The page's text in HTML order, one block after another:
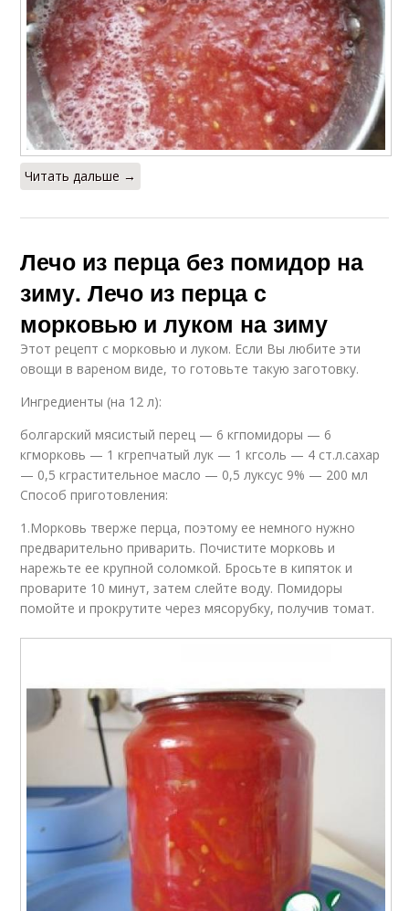
Читать дальше →
Лечо из перца без помидор на
зиму. Лечо из перца с
морковью и луком на зиму
Этот рецепт с морковью и луком. Если Вы любите эти
овощи в вареном виде, то готовьте такую заготовку.
Ингредиенты (на 12 л):
болгарский мясистый перец — 6 кгпомидоры — 6
кгморковь — 1 кгрепчатый лук — 1 кгсоль — 4 ст.л.сахар
— 0,5 кграстительное масло — 0,5 луксус 9% — 200 мл
Способ приготовления:
1.Морковь тверже перца, поэтому ее немного нужно
предварительно приварить. Почистите морковь и
нарежьте ее крупной соломкой. Бросьте в кипяток и
проварите 10 минут, затем слейте воду. Помидоры
помойте и прокрутите через мясорубку, получив томат.